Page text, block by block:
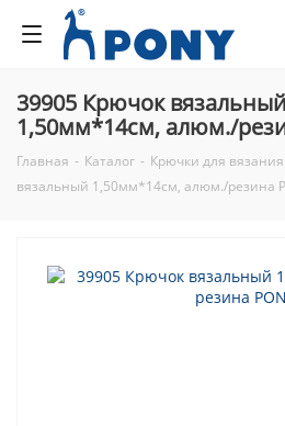
39905 Крючок вязальный
1,50мм*14см, алюм./
Главная - Каталог - Крючки для вязания
вязальный 1,50мм*14см, алюм./резина